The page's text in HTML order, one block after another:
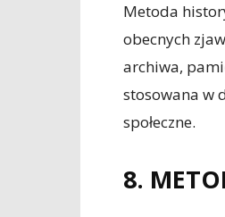
Metoda
obecnych
archiwa,
stosowana w
społeczne.
8.